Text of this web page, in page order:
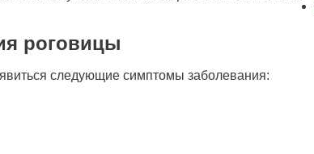
роговицы
следующие симптомы заболевания: